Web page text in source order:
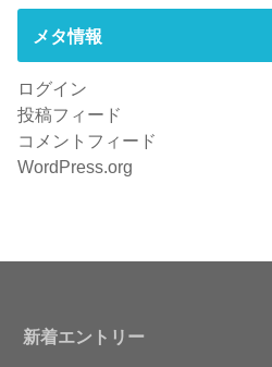
メタ情報
ログイン
投稿フィード
コメントフィード
WordPress.org
新着エントリー